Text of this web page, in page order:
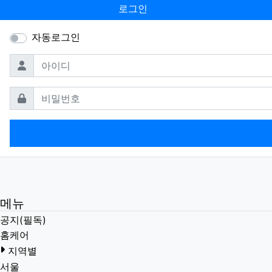
로그인
자동로그인
아이디
필수
비밀번호필수
메뉴
공지(필독)
홈케어
지역별
서울